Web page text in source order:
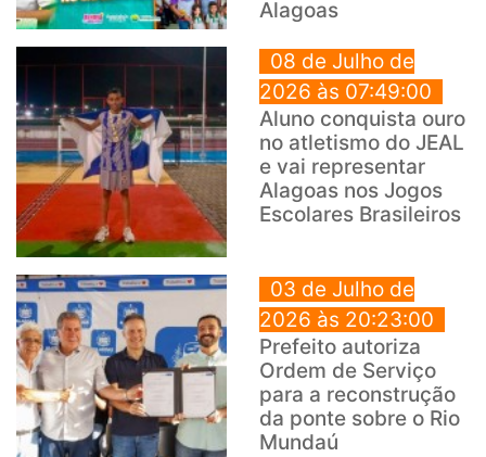
Alagoas
08 de Julho de
2026 às 07:49:00
Aluno conquista ouro
no atletismo do JEAL
e vai representar
Alagoas nos Jogos
Escolares Brasileiros
03 de Julho de
2026 às 20:23:00
Prefeito autoriza
Ordem de Serviço
para a reconstrução
da ponte sobre o Rio
Mundaú